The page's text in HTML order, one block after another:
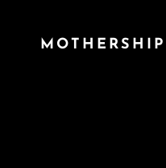
MOTHERSHIP